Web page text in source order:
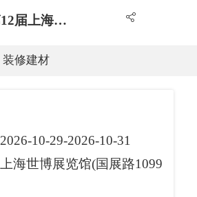
2026第12届上海国际城镇供水及智慧水务展览会
装修建材
2026-10-29-2026-10-31
上海世博展览馆(国展路1099